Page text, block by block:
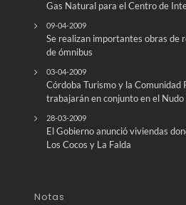
Gas Natural para el Centro de
09-04-2009
Se realizan importantes obras de
de ómnibus
03-04-2009
Córdoba Turismo y la Comunidad
28-03-2009
El Gobierno anunció viviendas
Los Cocos y La Falda
Notas